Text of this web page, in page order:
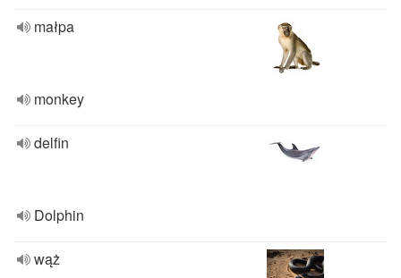
małpa
monkey
delfin
Dolphin
wąż